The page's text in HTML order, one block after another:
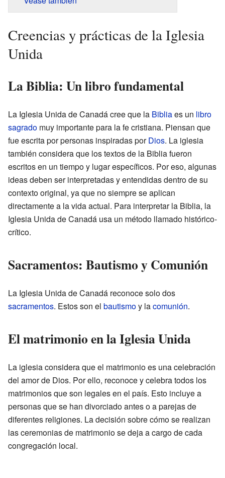
Creencias y prácticas de la Iglesia
Unida
La Biblia: Un libro fundamental
La Iglesia Unida de Canadá cree que la Bibliaes un libro
sagrado muy importante para la fe cristiana. Piensan que
fue escrita por personas inspiradas porDios. La iglesia
también considera que los textos de la Biblia fueron
escritos en un tiempo y lugar específicos. Por eso, algunas
ideas deben ser interpretadas y entendidas dentro de su
contexto original, ya que no siempre se aplican
directamente a la vida actual. Para interpretar la Biblia, la
Iglesia Unida de Canadá usa un método llamado histórico-
crítico.
Sacramentos: Bautismo y Comunión
La Iglesia Unida de Canadá reconoce solo dos
sacramentos. Estos son el bautismoy lacomunión.
El matrimonio en la Iglesia Unida
La iglesia considera que el matrimonio es una celebración
del amor de Dios. Por ello, reconoce y celebra todos los
matrimonios que son legales en el país. Esto incluye a
personas que se han divorciado antes o a parejas de
diferentes religiones. La decisión sobre cómo se realizan
las ceremonias de matrimonio se deja a cargo de cada
congregación local.